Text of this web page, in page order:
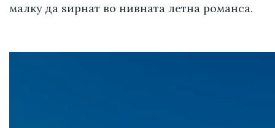
малку да ѕирнат во нивната летна романса.